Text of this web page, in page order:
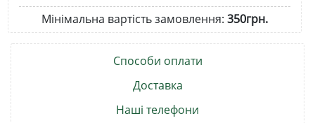
Мінімальна вартість замовлення: 350грн.
Способи оплати
Доставка
Наші телефони